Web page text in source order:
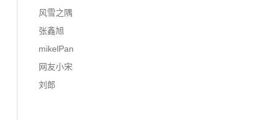
风雪之隅
张鑫旭
mikelPan
网友小宋
刘郎